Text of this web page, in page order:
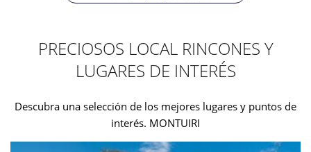
PRECIOSOS LOCAL RINCONES Y
LUGARES DE INTERÉS
Descubra una selección de los mejores lugares y puntos de
interés. MONTUIRI